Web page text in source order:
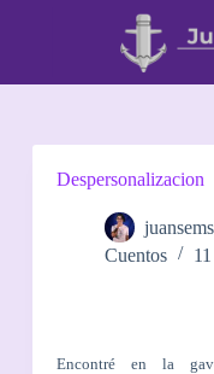
t
Despersonalizacion
juansems
Cuentos
Encontré en la